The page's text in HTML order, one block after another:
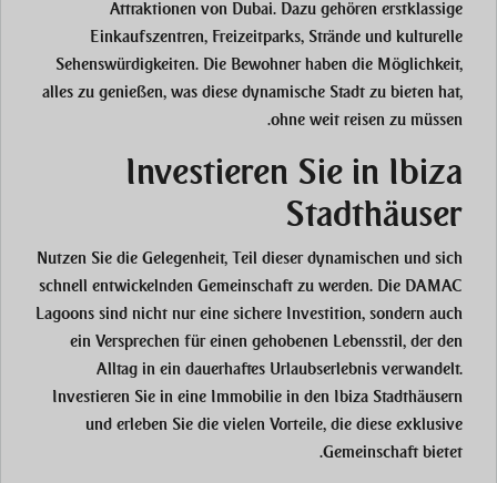
Attraktionen von Dubai. Dazu gehören erstklassige
Einkaufszentren, Freizeitparks, Strände und kulturelle
Sehenswürdigkeiten. Die Bewohner haben die Möglichkeit,
alles zu genießen, was diese dynamische Stadt zu bieten hat,
ohne weit reisen zu müssen.
Investieren Sie in Ibiza
Stadthäuser
Nutzen Sie die Gelegenheit, Teil dieser dynamischen und sich
schnell entwickelnden Gemeinschaft zu werden. Die DAMAC
Lagoons sind nicht nur eine sichere Investition, sondern auch
ein Versprechen für einen gehobenen Lebensstil, der den
Alltag in ein dauerhaftes Urlaubserlebnis verwandelt.
Investieren Sie in eine Immobilie in den Ibiza Stadthäusern
und erleben Sie die vielen Vorteile, die diese exklusive
Gemeinschaft bietet.